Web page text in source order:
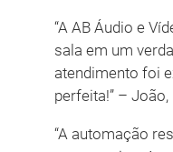
“A AB Áudio e
sala em um
atendimento foi
perfeita!” –
“A automação